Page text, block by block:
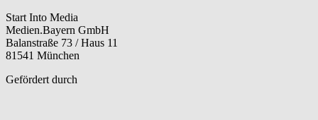
Start Into Media
Medien.Bayern GmbH
Balanstraße 73 / Haus 11
81541 München
Gefördert durch